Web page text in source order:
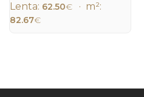
VIEW
Lenta: 62.50€ · m²:
82.67€